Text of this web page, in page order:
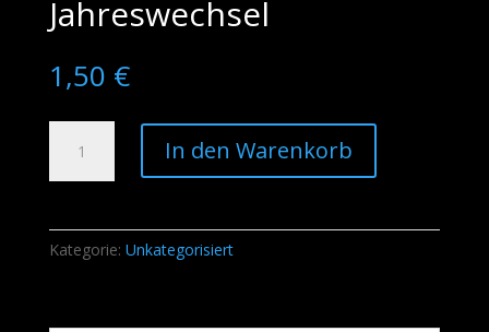
Jahreswechsel
1,50 €
Jahreswechsel
Menge
In den Warenkorb
Kategorie: Unkategorisiert